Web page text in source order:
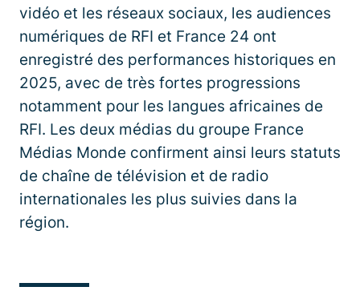
vidéo et les réseaux sociaux, les audiences
numériques de RFI et France 24 ont
enregistré des performances historiques en
2025, avec de très fortes progressions
notamment pour les langues africaines de
RFI. Les deux médias du groupe France
Médias Monde confirment ainsi leurs statuts
de chaîne de télévision et de radio
internationales les plus suivies dans la
région.